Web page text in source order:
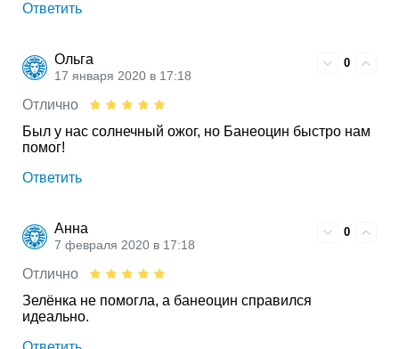
Ответить
Ольга
17 января 2020 в 17:18
0
Отлично
Был у нас солнечный ожог, но Банеоцин быстро нам
помог!
Ответить
Анна
7 февраля 2020 в 17:18
0
Отлично
Зелёнка не помогла, а банеоцин справился
идеально.